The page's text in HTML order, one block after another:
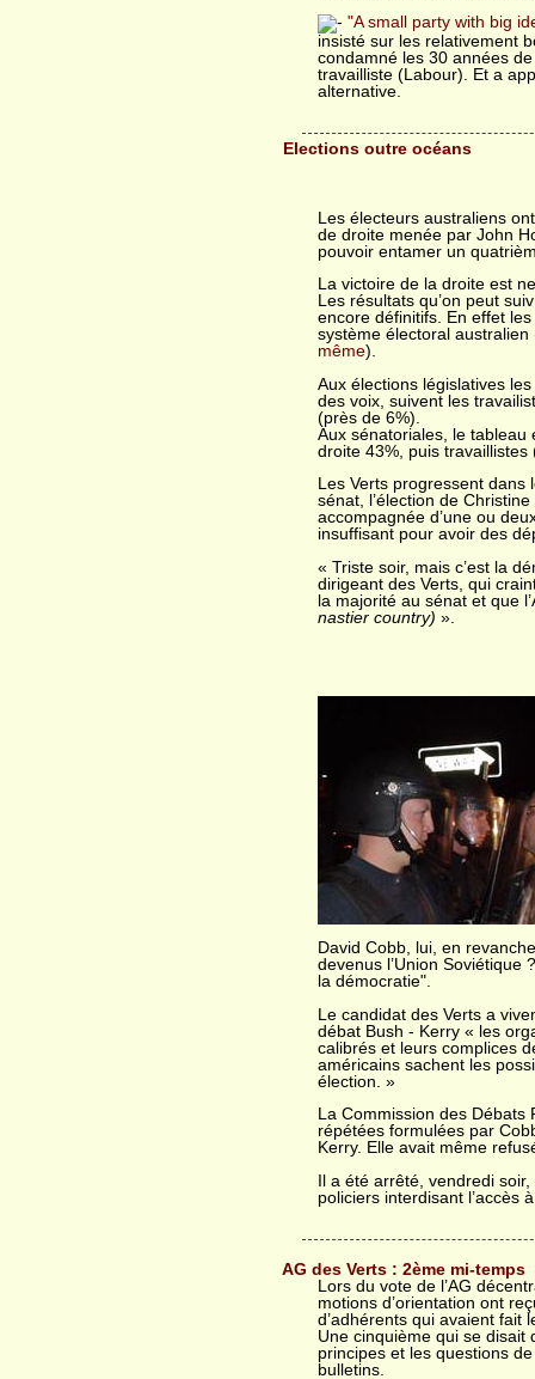
"A small party with big
insisté sur les relativement
condamné les 30 années
travailliste (Labour). Et a
alternative.
Elections outre océans
Les électeurs australiens
de droite menée par John
pouvoir entamer un
La victoire de la droite est
Les résultats qu’on peut
encore définitifs. En effet
système électoral
même).
Aux élections législatives
des voix, suivent les
(près de 6%).
Aux sénatoriales, le tableau
droite 43%, puis travaillistes
Les Verts progressent dans
sénat, l’élection de
accompagnée d’une ou
insuffisant pour avoir des
« Triste soir, mais c’est la
dirigeant des Verts, qui
la majorité au sénat et que
nastier country) ».
David Cobb, lui, en
devenus l’Union Soviétique
la démocratie".
Le candidat des Verts a
débat Bush - Kerry « les
calibrés et leurs complices
américains sachent les
élection. »
La Commission des Débats
répétées formulées par
Kerry. Elle avait même
Il a été arrêté, vendredi
policiers interdisant l’accès
AG des Verts : 2ème mi-temps
Lors du vote de l’AG
motions d’orientation ont
d’adhérents qui avaient fait
Une cinquième qui se disait
principes et les questions
bulletins.